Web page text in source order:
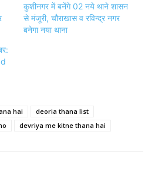
कुशीनगर में बनेंगे 02 नये थाने शासन
से मंजूरी, चौराखास व रविन्द्र नगर
बनेगा नया थाना
hai
deoria thana list
devriya me kitne thana hai